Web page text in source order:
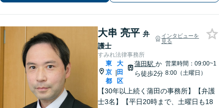
大串 亮平 弁
護士
インタビューを
見る
すみれ法律事務所
東
京
都
|
大
田
区
蒲田駅 か
ら徒歩2分
営業時間：09:00~1
8:00（土曜日）
【30年以上続く蒲田の事務所】【弁護
士3名】【平日20時まで、土曜日も18